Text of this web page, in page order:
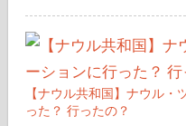
【ナウル共和国】ナウル
った？ 行ったの？